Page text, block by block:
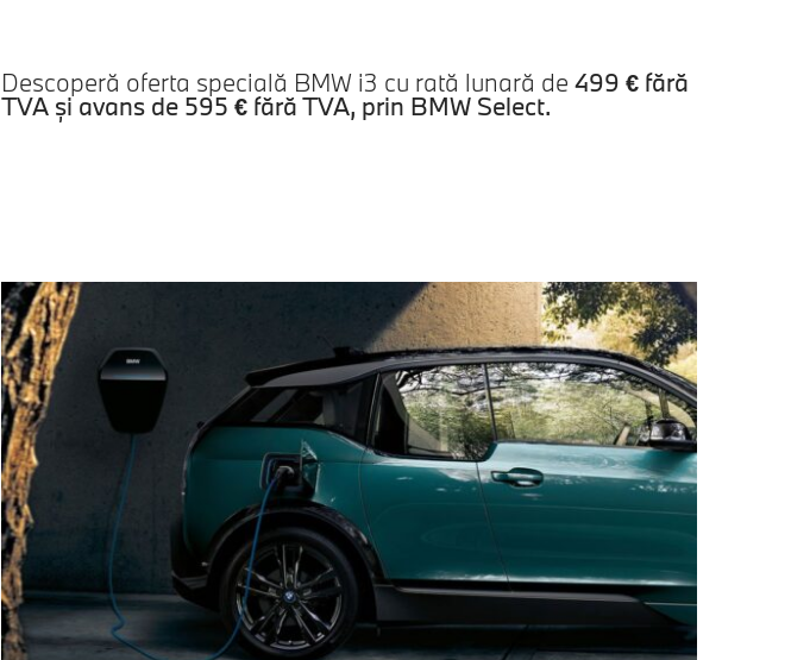
Descoperă oferta specială BMW i3 cu rată lunară de 499 € fără
TVAși avans de 595 € fără TVA, prin BMW Select.